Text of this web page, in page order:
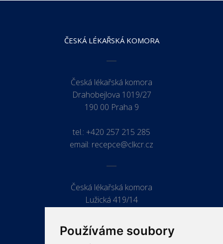
Používáme soubory
ČESKÁ LÉKAŘSKÁ KOMORA
Česká lékařská komora
Drahobejlova 1019/27
190 00 Praha 9
tel.: +420 257 215 285
email: recepce@clkcr.cz
Česká lékařská komora
Lužická 419/14